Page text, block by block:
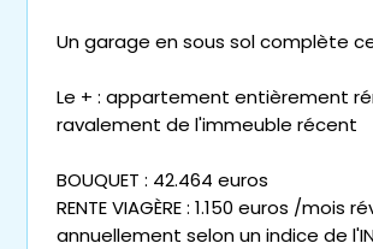
Un garage en sous sol complète
Le + : appartement entièrement
ravalement de l'immeuble récent
BOUQUET : 42.464 euros
RENTE VIAGÈRE : 1.150 euros /mois
annuellement selon un indice de